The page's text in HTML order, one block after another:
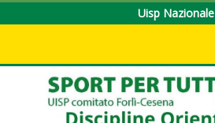
Uisp Nazionale